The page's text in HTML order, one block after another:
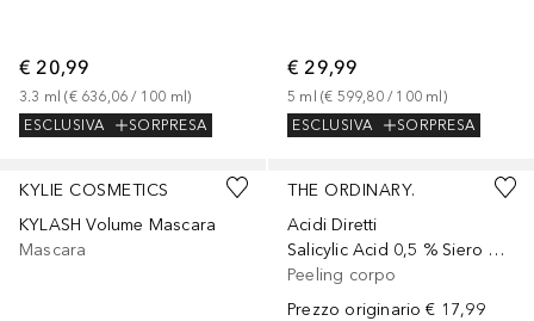
€ 20,99
3.3 ml (€ 636,06 / 100 ml)
ESCLUSIVA
SORPRESA
€ 29,99
5 ml (€ 599,80 / 100 ml)
ESCLUSIVA
SORPRESA
KYLIE COSMETICS
KYLASH Volume Mascara
Mascara
THE ORDINARY.
Acidi Diretti
Salicylic Acid 0,5 % Siero Corpo
Peeling corpo
Prezzo originario € 17,99